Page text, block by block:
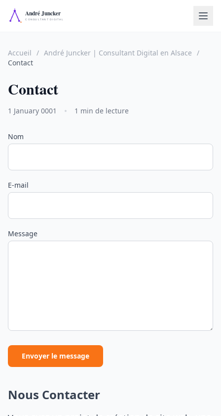
Accueil / André Juncker | Consultant Digital en Alsace /
Contact
Contact
1 January 0001 1 min de lecture
Nom
E-mail
Message
Envoyer le message
Nous Contacter